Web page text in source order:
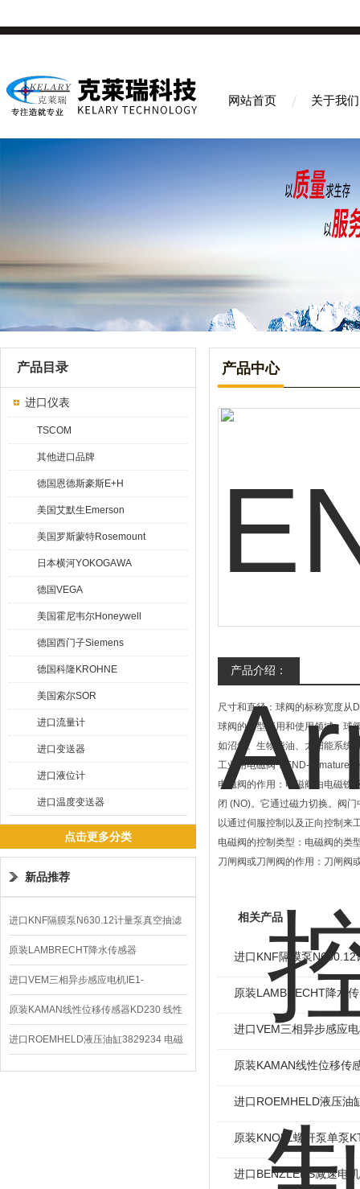
网站首页 关于我们
产品目录
进口仪表
TSCOM
其他进口品牌
德国恩德斯豪斯E+H
美国艾默生Emerson
美国罗斯蒙特Rosemount
日本横河YOKOGAWA
德国VEGA
美国霍尼韦尔Honeywell
德国西门子Siemens
德国科隆KROHNE
美国索尔SOR
进口流量计
进口变送器
进口液位计
进口温度变送器
点击更多分类
新品推荐
进口KNF隔膜泵N630.12计量泵真空抽滤
泵价格
原装LAMBRECHT降水传感器
00.14575.20气象仪
进口VEM三相异步感应电机IE1-
K21R80G4马达
原装KAMAN线性位移传感器KD230 线性
编码器
进口ROEMHELD液压油缸3829234 电磁
阀定位器
产品中心
产品介绍：
尺寸和直径：球阀的标称宽度从
球阀的典型应用和使用领域：球
如沼气、生物柴油、太阳能系统
工业用电磁阀：END-Armaturen
电磁阀的作用：电磁阀由电磁铁
闭 (NO)。它通过磁力切换。阀
以通过伺服控制以及正向控制来
电磁阀的控制类型：电磁阀的类
刀闸阀或刀闸阀的作用：刀闸阀
相关产品
进口KNF隔膜泵
原装LAMBRECHT降水
进口VEM三相异步感应
原装KAMAN线性位移传
进口ROEMHELD液压油
原装KNOLL螺杆泵单泵
进口BENZLERS减速电